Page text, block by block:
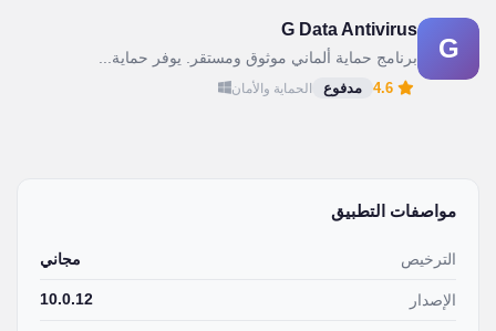
G
G Data Antivirus
برنامج حماية ألماني موثوق ومستقر. يوفر حماية...
مدفوع الحماية والأمان
مواصفات التطبيق
الترخيص مجاني
الإصدار 10.0.12